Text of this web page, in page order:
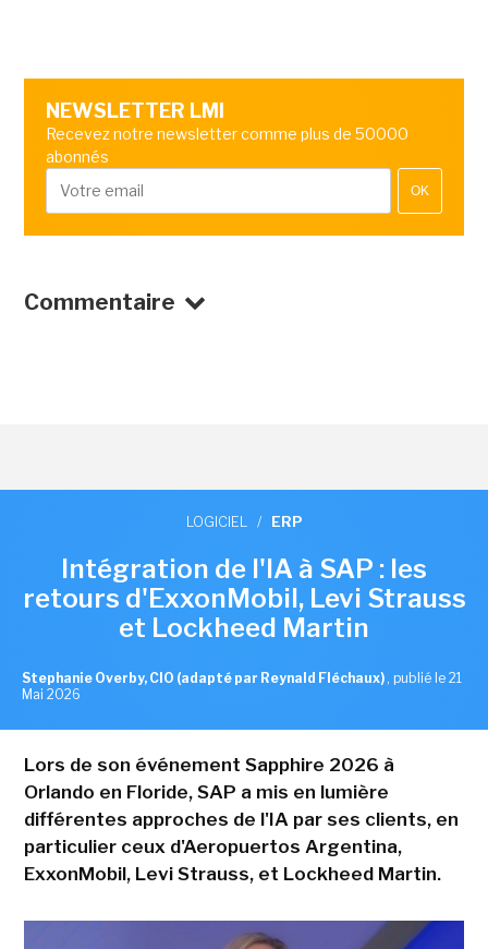
NEWSLETTER LMI
Recevez notre newsletter comme plus de 50000
abonnés
OK
Commentaire
LOGICIEL / ERP
Intégration de l'IA à SAP : les
retours d'ExxonMobil, Levi Strauss
et Lockheed Martin
Stephanie Overby, CIO (adapté par Reynald Fléchaux) , publié le 21
Mai 2026
Lors de son événement Sapphire 2026 à
Orlando en Floride, SAP a mis en lumière
différentes approches de l'IA par ses clients, en
particulier ceux d'Aeropuertos Argentina,
ExxonMobil, Levi Strauss, et Lockheed Martin.